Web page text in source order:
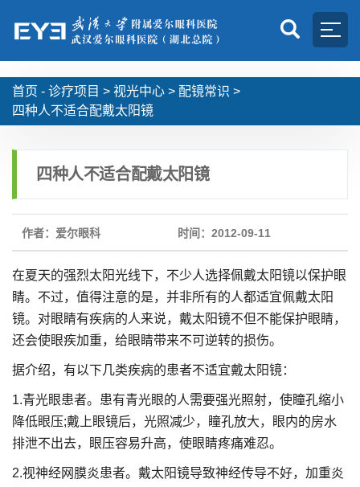
首页 - 诊疗项目 > 视光中心 > 配镜常识 >
四种人不适合配戴太阳镜
四种人不适合配戴太阳镜
作者：爱尔眼科 时间：2012-09-11
在夏天的强烈太阳光线下，不少人选择佩戴太阳镜以保护眼
睛。不过，值得注意的是，并非所有的人都适宜佩戴太阳
镜。对眼睛有疾病的人来说，戴太阳镜不但不能保护眼睛，
还会使眼疾加重，给眼睛带来不可逆转的损伤。
据介绍，有以下几类疾病的患者不适宜戴太阳镜：
1.青光眼患者。患有青光眼的人需要强光照射，使瞳孔缩小
降低眼压;戴上眼镜后，光照减少，瞳孔放大，眼内的房水
排泄不出去，眼压容易升高，使眼睛疼痛难忍。
2.视神经网膜炎患者。戴太阳镜导致神经传导不好，加重炎